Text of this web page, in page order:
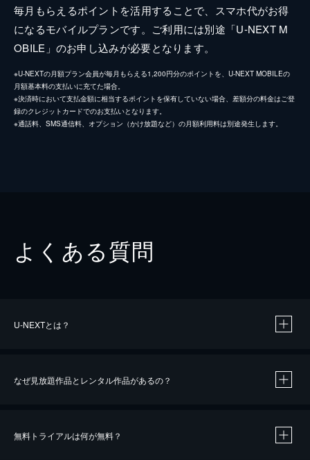
毎月もらえるポイントを活用することで、スマホ代がお得
になるモバイルプランです。ご利用には別途「U-NEXT M
OBILE」のお申し込みが必要となります。
※U-NEXTの月額プラン会員が毎月もらえる1,200円分のポイントを、U-NEXT MOBILEの
月額基本料の支払いに充てた場合。
※決済時において支払金額に相当するポイントを保有していない場合、差額分の料金はご登
録のクレジットカードでのお支払いとなります。
※通話料、SMS通信料、オプション（かけ放題など）の月額利用料は別途発生します。
よくある質問
U-NEXTとは？
なぜ見放題作品とレンタル作品があるの？
無料トライアルは何が無料？